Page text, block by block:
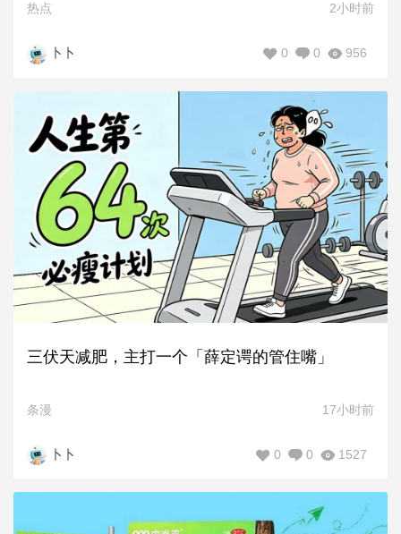
热点 2小时前
卜卜 956
0
0
三伏天减肥，主打一个「薛定谔的管住嘴」
条漫 17小时前
卜卜 1527
0
0